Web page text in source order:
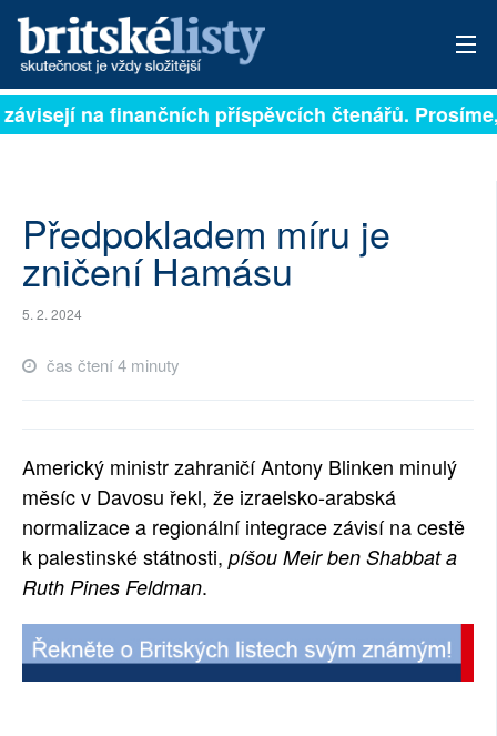
PŘIHLÁSIT
ARCHIV
ROZHOVORY
TÉMATA
NEJČTENĚJŠÍ ZA 7 DNÍ
PŘÍSPĚVKY NA PROVOZ
SOCIÁLNÍ SÍTĚ
RUBRIKY
PLNÁ VERZE STRÁNEK
na finančních příspěvcích čtenářů. Prosíme,
Předpokladem míru je
zničení Hamásu
5. 2. 2024
čas čtení 4 minuty
Americký ministr zahraničí Antony Blinken minulý
měsíc v Davosu řekl, že izraelsko-arabská
normalizace a regionální integrace závisí na cestě
k palestinské státnosti, píšou Meir ben Shabbat a
Ruth Pines Feldman.